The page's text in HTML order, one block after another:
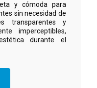
y cómoda para
sin necesidad de
transparentes y
imperceptibles,
durante el